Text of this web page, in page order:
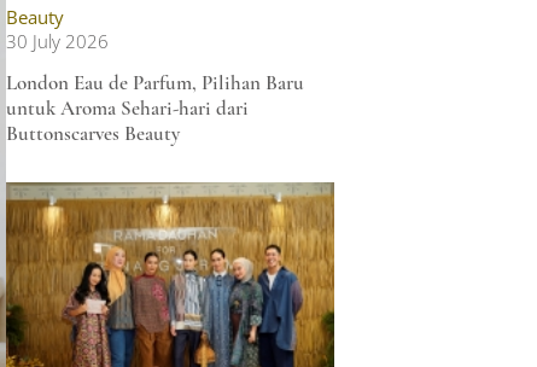
Beauty
30 July 2026
London Eau de Parfum, Pilihan Baru
untuk Aroma Sehari-hari dari
Buttonscarves Beauty